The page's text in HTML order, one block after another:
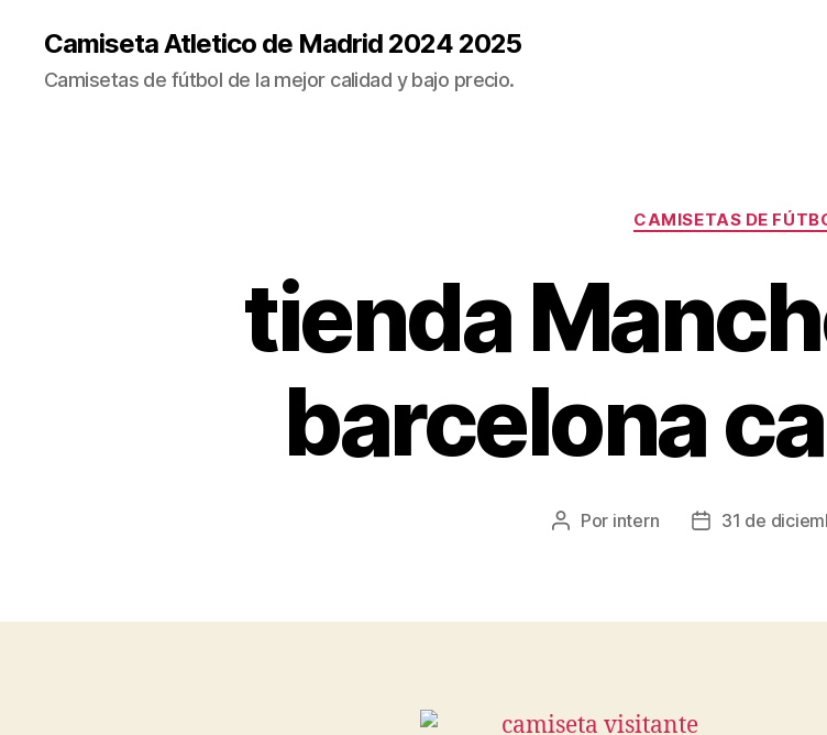
Camiseta Atletico de Madrid 2024 2025
Camisetas de fútbol de la mejor calidad y bajo precio.
CAMISETAS DE
tienda
barcelona
Autor
Por intern
Fecha
31 de